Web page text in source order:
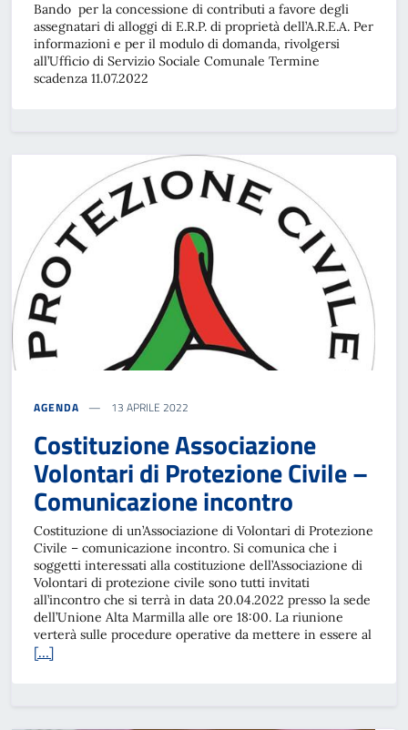
Bando per la concessione di contributi a favore degli
assegnatari di alloggi di E.R.P. di proprietà dell’A.R.E.A. Per
informazioni e per il modulo di domanda, rivolgersi
all’Ufficio di Servizio Sociale Comunale Termine
scadenza 11.07.2022
AGENDA 13 APRILE 2022
Costituzione Associazione
Volontari di Protezione Civile –
Comunicazione incontro
Costituzione di un’Associazione di Volontari di Protezione
Civile – comunicazione incontro. Si comunica che i
soggetti interessati alla costituzione dell’Associazione di
Volontari di protezione civile sono tutti invitati
all’incontro che si terrà in data 20.04.2022 presso la sede
dell’Unione Alta Marmilla alle ore 18:00. La riunione
verterà sulle procedure operative da mettere in essere al
[…]